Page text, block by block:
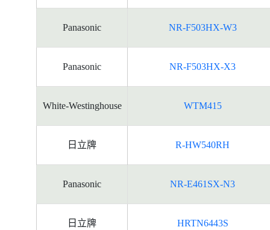
Panasonic NR-F503HX-W3
Panasonic NR-F503HX-X3
White-Westinghouse WTM415
日立牌 R-HW540RH
Panasonic NR-E461SX-N3
日立牌 HRTN6443S